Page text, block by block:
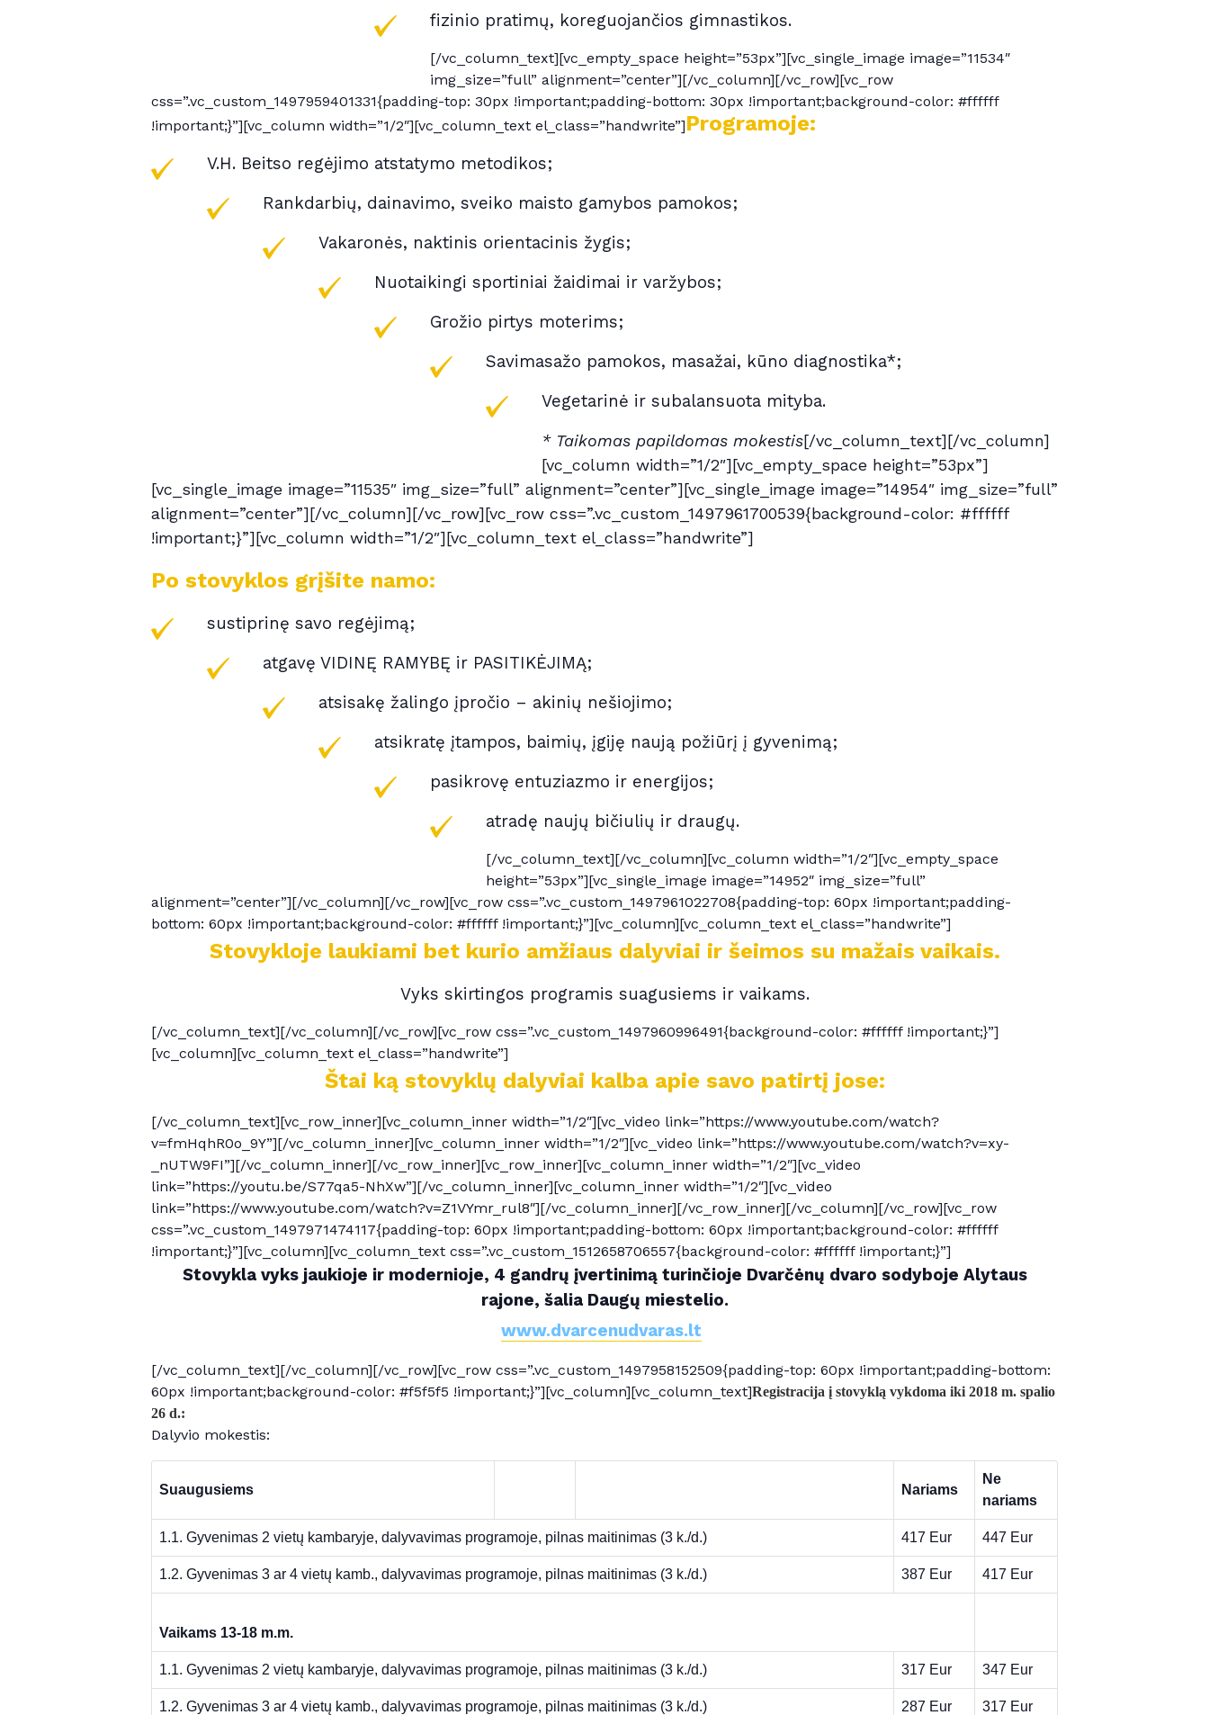
fizinio pratimų, koreguojančios gimnastikos.
[/vc_column_text][vc_empty_space height=”53px”][vc_single_image image=”11534″
img_size=”full” alignment=”center”][/vc_column][/vc_row][vc_row
css=”.vc_custom_1497959401331{padding-top: 30px !important;padding-bottom: 30px !important;background-color: #ffffff
!important;}”][vc_column width=”1/2″][vc_column_text el_class=”handwrite”]Programoje:
V.H. Beitso regėjimo atstatymo metodikos;
Rankdarbių, dainavimo, sveiko maisto gamybos pamokos;
Vakaronės, naktinis orientacinis žygis;
Nuotaikingi sportiniai žaidimai ir varžybos;
Grožio pirtys moterims;
Savimasažo pamokos, masažai, kūno diagnostika*;
Vegetarinė ir subalansuota mityba.
* Taikomas papildomas mokestis[/vc_column_text][/vc_column]
[vc_column width=”1/2″][vc_empty_space height=”53px”]
[vc_single_image image=”11535″ img_size=”full” alignment=”center”][vc_single_image image=”14954″ img_size=”full”
alignment=”center”][/vc_column][/vc_row][vc_row css=”.vc_custom_1497961700539{background-color: #ffffff
!important;}”][vc_column width=”1/2″][vc_column_text el_class=”handwrite”]
Po stovyklos grįšite namo:
sustiprinę savo regėjimą;
atgavę VIDINĘ RAMYBĘ ir PASITIKĖJIMĄ;
atsisakę žalingo įpročio – akinių nešiojimo;
atsikratę įtampos, baimių, įgiję naują požiūrį į gyvenimą;
pasikrovę entuziazmo ir energijos;
atradę naujų bičiulių ir draugų.
[/vc_column_text][/vc_column][vc_column width=”1/2″][vc_empty_space
height=”53px”][vc_single_image image=”14952″ img_size=”full”
alignment=”center”][/vc_column][/vc_row][vc_row css=”.vc_custom_1497961022708{padding-top: 60px !important;padding-
bottom: 60px !important;background-color: #ffffff !important;}”][vc_column][vc_column_text el_class=”handwrite”]
Stovykloje laukiami bet kurio amžiaus dalyviai ir šeimos su mažais vaikais.
Vyks skirtingos programis suagusiems ir vaikams.
[/vc_column_text][/vc_column][/vc_row][vc_row css=”.vc_custom_1497960996491{background-color: #ffffff !important;}”]
[vc_column][vc_column_text el_class=”handwrite”]
Štai ką stovyklų dalyviai kalba apie savo patirtį jose:
[/vc_column_text][vc_row_inner][vc_column_inner width=”1/2″][vc_video link=”https://www.youtube.com/watch?
v=fmHqhR0o_9Y”][/vc_column_inner][vc_column_inner width=”1/2″][vc_video link=”https://www.youtube.com/watch?v=xy-
_nUTW9FI”][/vc_column_inner][/vc_row_inner][vc_row_inner][vc_column_inner width=”1/2″][vc_video
link=”https://youtu.be/S77qa5-NhXw”][/vc_column_inner][vc_column_inner width=”1/2″][vc_video
link=”https://www.youtube.com/watch?v=Z1VYmr_rul8″][/vc_column_inner][/vc_row_inner][/vc_column][/vc_row][vc_row
css=”.vc_custom_1497971474117{padding-top: 60px !important;padding-bottom: 60px !important;background-color: #ffffff
!important;}”][vc_column][vc_column_text css=”.vc_custom_1512658706557{background-color: #ffffff !important;}”]
Stovykla vyks jaukioje ir modernioje, 4 gandrų įvertinimą turinčioje Dvarčėnų dvaro sodyboje Alytaus
rajone, šalia Daugų miestelio.
www.dvarcenudvaras.lt
[/vc_column_text][/vc_column][/vc_row][vc_row css=”.vc_custom_1497958152509{padding-top: 60px !important;padding-bottom:
60px !important;background-color: #f5f5f5 !important;}”][vc_column][vc_column_text]Registracija į stovyklą vykdoma iki 2018 m. spalio
26 d.:
Dalyvio mokestis:
Suaugusiems Nariams
Ne
nariams
1.1. Gyvenimas 2 vietų kambaryje, dalyvavimas programoje, pilnas maitinimas (3 k./d.) 417 Eur 447 Eur
1.2. Gyvenimas 3 ar 4 vietų kamb., dalyvavimas programoje, pilnas maitinimas (3 k./d.) 387 Eur 417 Eur
Vaikams 13-18 m.m.
1.1. Gyvenimas 2 vietų kambaryje, dalyvavimas programoje, pilnas maitinimas (3 k./d.) 317 Eur 347 Eur
1.2. Gyvenimas 3 ar 4 vietų kamb., dalyvavimas programoje, pilnas maitinimas (3 k./d.) 287 Eur 317 Eur